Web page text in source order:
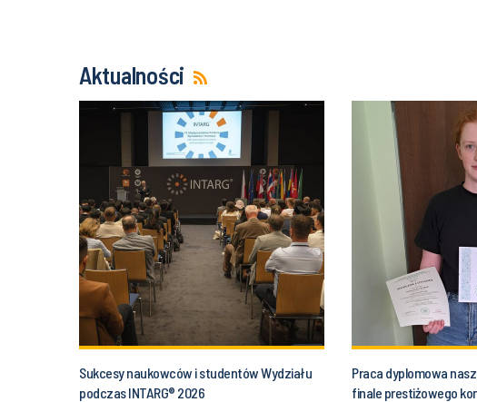
Aktualności
Sukcesy naukowców i studentów Wydziału
podczas INTARG® 2026
Praca dyplomowa
finale prestiżowego